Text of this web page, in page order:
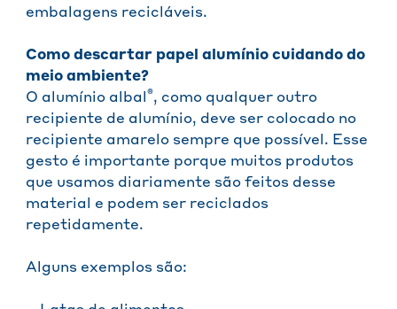
embalagens recicláveis.
Como descartar papel alumínio cuidando do
meio ambiente?
O alumínio albal ®, como qualquer outro
recipiente de alumínio, deve ser colocado no
recipiente amarelo sempre que possível. Esse
gesto é importante porque muitos produtos
que usamos diariamente são feitos desse
material e podem ser reciclados
repetidamente.
Alguns exemplos são: